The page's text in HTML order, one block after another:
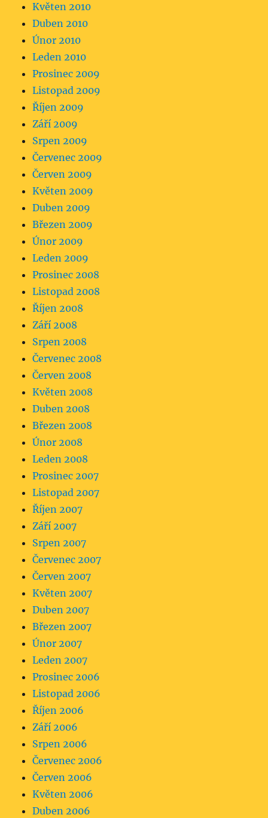
Květen 2010
Duben 2010
Únor 2010
Leden 2010
Prosinec 2009
Listopad 2009
Říjen 2009
Září 2009
Srpen 2009
Červenec 2009
Červen 2009
Květen 2009
Duben 2009
Březen 2009
Únor 2009
Leden 2009
Prosinec 2008
Listopad 2008
Říjen 2008
Září 2008
Srpen 2008
Červenec 2008
Červen 2008
Květen 2008
Duben 2008
Březen 2008
Únor 2008
Leden 2008
Prosinec 2007
Listopad 2007
Říjen 2007
Září 2007
Srpen 2007
Červenec 2007
Červen 2007
Květen 2007
Duben 2007
Březen 2007
Únor 2007
Leden 2007
Prosinec 2006
Listopad 2006
Říjen 2006
Září 2006
Srpen 2006
Červenec 2006
Červen 2006
Květen 2006
Duben 2006